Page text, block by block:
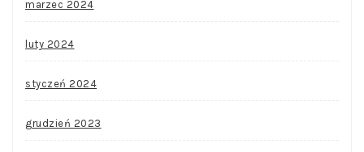
marzec 2024
luty 2024
styczeń 2024
grudzień 2023